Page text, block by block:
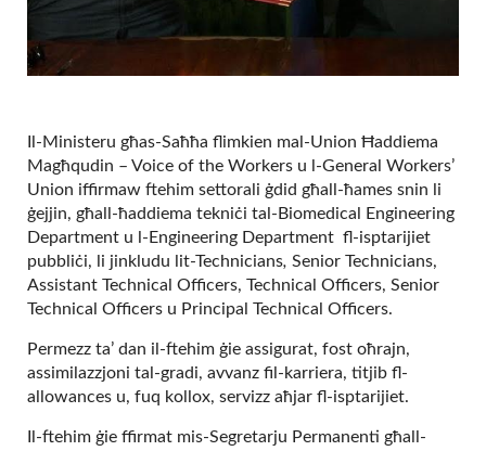
Il-Ministeru għas-Saħħa flimkien mal-Union Ħaddiema
Magħqudin – Voice of the Workers u l-General Workers’
Union iffirmaw ftehim settorali ġdid għall-ħames snin li
ġejjin, għall-ħaddiema tekniċi tal-Biomedical Engineering
Department u l-Engineering Department fl-isptarijiet
pubbliċi, li jinkludu lit-Technicians, Senior Technicians,
Assistant Technical Officers, Technical Officers, Senior
Technical Officers u Principal Technical Officers.
Permezz ta’ dan il-ftehim ġie assigurat, fost oħrajn,
assimilazzjoni tal-gradi, avvanz fil-karriera, titjib fl-
allowances u, fuq kollox, servizz aħjar fl-isptarijiet.
Il-ftehim ġie ffirmat mis-Segretarju Permanenti għall-